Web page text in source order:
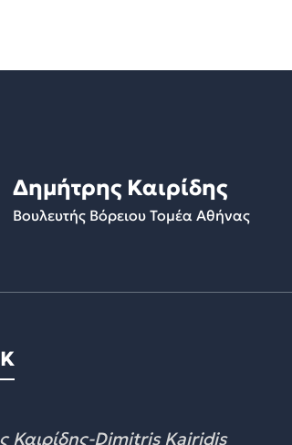
Δημήτρης Καιρίδης
Βουλευτής Βόρειου Τομέα Αθήνας
Καιρίδης-Dimitris Kairidis